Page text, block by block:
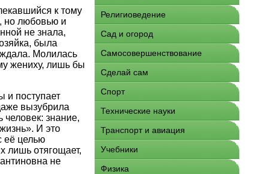
к тому
но любовью и
не знала,
была
Молилась
жениху, лишь бы
и поступает
вызубрила
человек: знание,
И это
её целью
лишь отягощает,
не
Религиоведение
Сад и огород
Самосовершенствование
Сделай сам
Спорт
Технические науки
Транспорт и авиация
Учебники
Физика